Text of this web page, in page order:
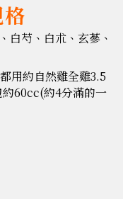
白芍、白朮、玄蔘、
用約自然雞全雞3.5
60cc(約4分滿的一